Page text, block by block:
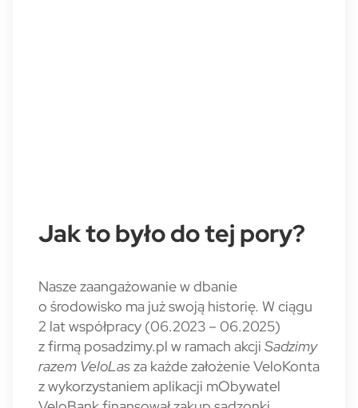
Jak to było do tej pory?
Nasze zaangażowanie w dbanie
o środowisko ma już swoją historię. W ciągu
2 lat współpracy (06.2023 – 06.2025)
z firmą posadzimy.pl w ramach akcji Sadzimy
razem VeloLasza każde założenie VeloKonta
z wykorzystaniem aplikacji mObywatel